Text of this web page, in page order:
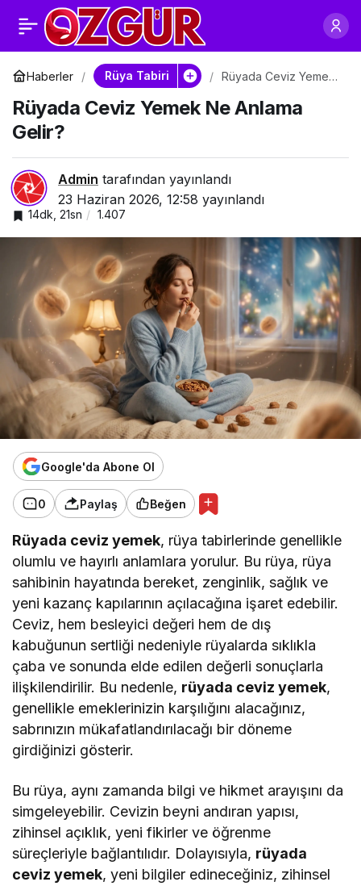
Haberler Rüya Tabiri
Rüyada Ceviz Yemek
Rüyada Ceviz Yemek Ne Anlama
Gelir?
Admin tarafından yayınlandı
23 Haziran 2026, 12:58 yayınlandı
14dk, 21sn 1.407
Google'da Abone Ol
0 Paylaş Beğen
Rüyada ceviz yemek, rüya tabirlerinde genellikle
olumlu ve hayırlı anlamlara yorulur. Bu rüya, rüya
sahibinin hayatında bereket, zenginlik, sağlık ve
yeni kazanç kapılarının açılacağına işaret edebilir.
Ceviz, hem besleyici değeri hem de dış
kabuğunun sertliği nedeniyle rüyalarda sıklıkla
çaba ve sonunda elde edilen değerli sonuçlarla
ilişkilendirilir. Bu nedenle, rüyada ceviz yemek,
genellikle emeklerinizin karşılığını alacağınız,
sabrınızın mükafatlandırılacağı bir döneme
girdiğinizi gösterir.
Bu rüya, aynı zamanda bilgi ve hikmet arayışını da
simgeleyebilir. Cevizin beyni andıran yapısı,
zihinsel açıklık, yeni fikirler ve öğrenme
süreçleriyle bağlantılıdır. Dolayısıyla, rüyada
ceviz yemek, yeni bilgiler edineceğiniz, zihinsel
Rüyada Ceviz Kırmak
Ne Anlama Gelir?
Detaylı Rüya Tabirleri
Paylaş